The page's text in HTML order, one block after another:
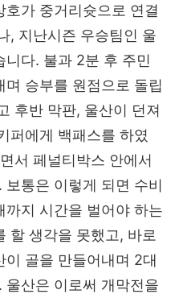
가 중거리슛으로 연결
, 지난시즌 우승팀인 울
니다. 불과 2분 후 주민
승부를 원점으로 돌립
후반 막판, 울산이 던져
퍼에게 백패스를 하였
서 페널티박스 안에서
통은 이렇게 되면 수비
지 시간을 벌어야 하는
할 생각을 못했고, 바로
이 골을 만들어내며 2대
울산은 이로써 개막전을